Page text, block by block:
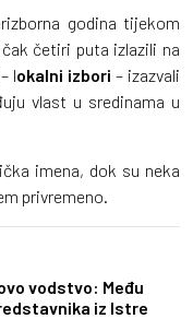
godina tijekom
četiri puta izlazili na
lokalni izbori – izazvali
vlast u sredinama u
imena, dok su neka
privremeno.
vodstvo: Među
iz Istre